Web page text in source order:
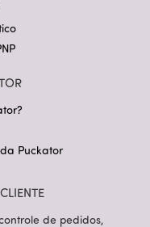
Puckator
de pedidos,